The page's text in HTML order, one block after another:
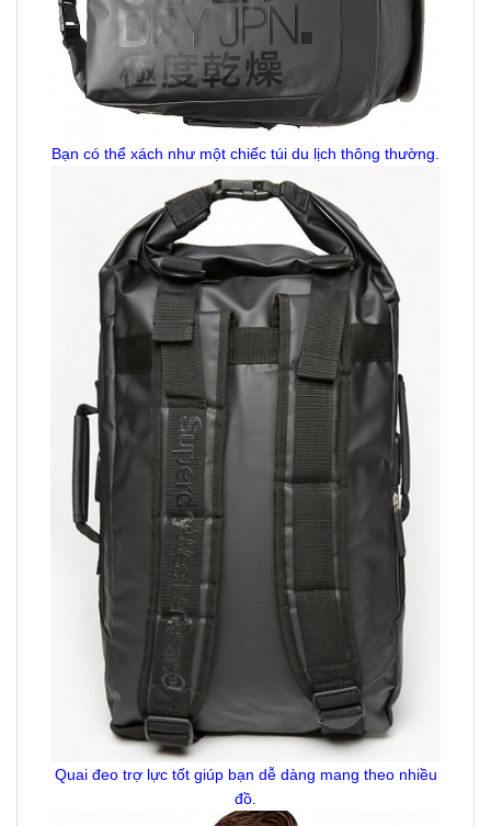
Bạn có thể xách như một chiếc túi du lịch thông thường.
Quai đeo trợ lực tốt giúp bạn dễ dàng mang theo nhiều
đồ.